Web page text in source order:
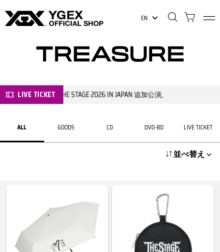
EN
LIVE TICKET
TREASURE THE STAGE 2026 IN JAPAN 追加公演,
ALL GOODS CD DVD-BD LIVE TICKET
並べ替え